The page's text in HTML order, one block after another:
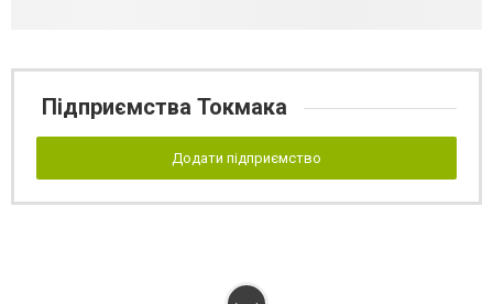
Підприємства Токмака
Додати підприємство